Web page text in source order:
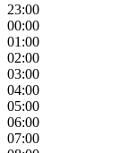
23:00
00:00
01:00
02:00
03:00
04:00
05:00
06:00
07:00